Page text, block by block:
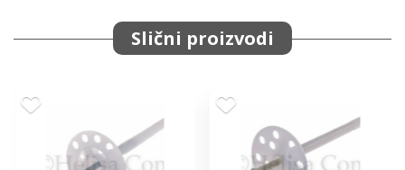
Slični proizvodi